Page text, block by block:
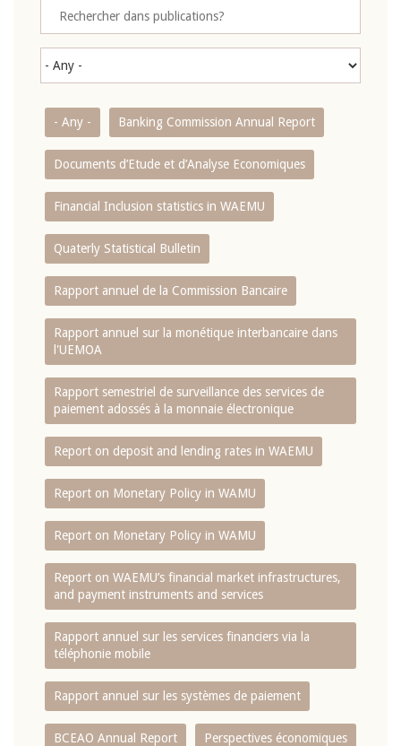
- Any - Banking Commission Annual Report
Documents d’Etude et d’Analyse Economiques
Financial Inclusion statistics in WAEMU
Quaterly Statistical Bulletin
Rapport annuel de la Commission Bancaire
Rapport annuel sur la monétique interbancaire dans
l'UEMOA
Rapport semestriel de surveillance des services de
paiement adossés à la monnaie électronique
Report on deposit and lending rates in WAEMU
Report on Monetary Policy in WAMU
Report on Monetary Policy in WAMU
Report on WAEMU’s financial market infrastructures,
and payment instruments and services
Rapport annuel sur les services financiers via la
téléphonie mobile
Rapport annuel sur les systèmes de paiement
BCEAO Annual Report Perspectives économiques